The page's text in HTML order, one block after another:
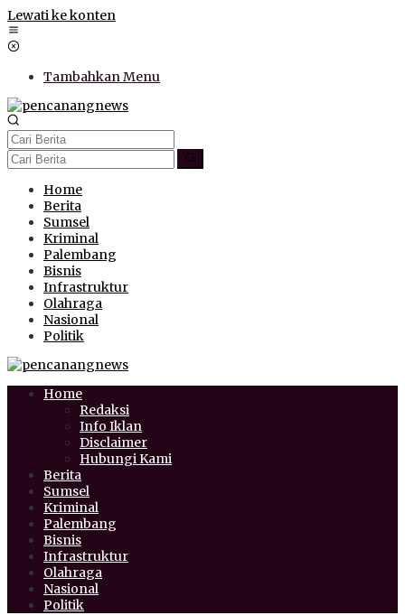
Lewati ke konten
Tambahkan Menu
Home
Berita
Sumsel
Kriminal
Palembang
Bisnis
Infrastruktur
Olahraga
Nasional
Politik
Home
Redaksi
Info Iklan
Disclaimer
Hubungi Kami
Berita
Sumsel
Kriminal
Palembang
Bisnis
Infrastruktur
Olahraga
Nasional
Politik